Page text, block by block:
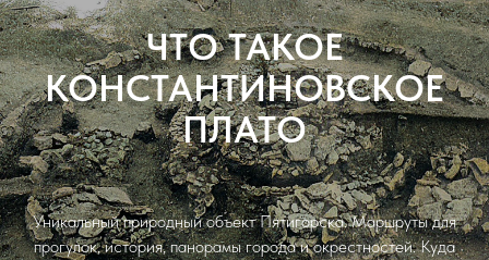
ЧТО ТАКОЕ
КОНСТАНТИНОВСКОЕ
ПЛАТО
Уникальный природный объект Пятигорска. Маршруты для
прогулок, история, панорамы города и окрестностей. Куда